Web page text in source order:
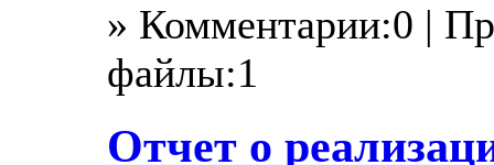
» Комментарии:0 |
файлы:1
Отчет о